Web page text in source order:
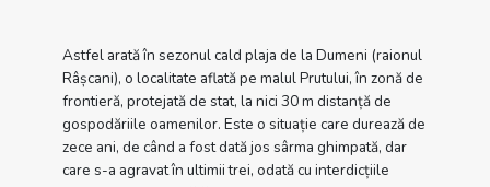
Astfel arată în sezonul cald plaja de la Dumeni (raionul
Râșcani), o localitate aflată pe malul Prutului, în zonă de
frontieră, protejată de stat, la nici 30 m distanță de
gospodăriile oamenilor. Este o situație care durează de
zece ani, de când a fost dată jos sârma ghimpată, dar
care s-a agravat în ultimii trei, odată cu interdicțiile